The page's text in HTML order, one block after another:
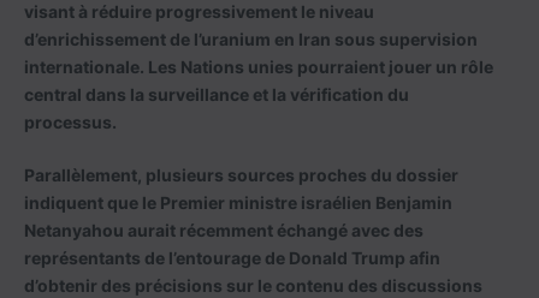
visant à réduire progressivement le niveau
d’enrichissement de l’uranium en Iran sous supervision
internationale. Les Nations unies pourraient jouer un rôle
central dans la surveillance et la vérification du
processus.
Parallèlement, plusieurs sources proches du dossier
indiquent que le Premier ministre israélien Benjamin
Netanyahou aurait récemment échangé avec des
représentants de l’entourage de Donald Trump afin
d’obtenir des précisions sur le contenu des discussions